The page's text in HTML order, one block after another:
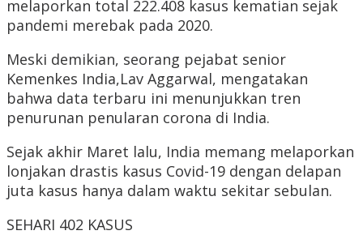
melaporkan total 222.408 kasus kematian sejak
pandemi merebak pada 2020.
Meski demikian, seorang pejabat senior
Kemenkes India,Lav Aggarwal, mengatakan
bahwa data terbaru ini menunjukkan tren
penurunan penularan corona di India.
Sejak akhir Maret lalu, India memang melaporkan
lonjakan drastis kasus Covid-19 dengan delapan
juta kasus hanya dalam waktu sekitar sebulan.
SEHARI 402 KASUS